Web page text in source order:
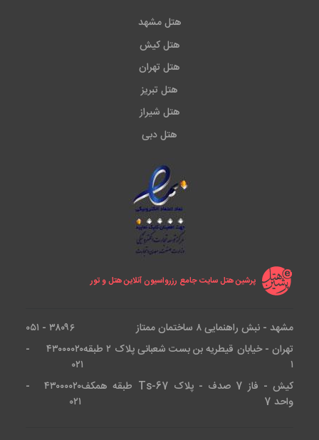
هتل مشهد
هتل کیش
هتل تهران
هتل تبریز
هتل شیراز
هتل دبی
پرشین هتل سایت جامع رزرواسیون آنلاین هتل و تور
مشهد - نبش راهنمایی ۸ ساختمان ممتاز
۳۸۰۹۶ - ۰۵۱
تهران - خیابان قیطریه بن بست شعبانی پلاک ۲ طبقه
۱
۴۳۰۰۰۰۲۰ -
۰۲۱
کیش - فاز 7 صدف - پلاک Ts-67 طبقه همکف
واحد 7
۴۳۰۰۰۰۲۰ -
۰۲۱